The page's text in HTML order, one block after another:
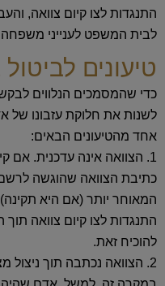
התנגדות לצו קיום צוואה,
לבית המשפט לענייני
טיעונים
כדי שהמסמכים הנלווים
לשנות את חלוקת עזבונו של
אחד מהטיעונים הבאים:
1. הצוואה אינה עדכנית.
כתיבת הצוואה שהוגשה
המאוחר יותר (אם היא
התנגדות לצו קיום צוואה
להוכיח זאת.
2. הצוואה נכתבה תוך ניצול מצבו הנפשי או הרגשי של המנוח.